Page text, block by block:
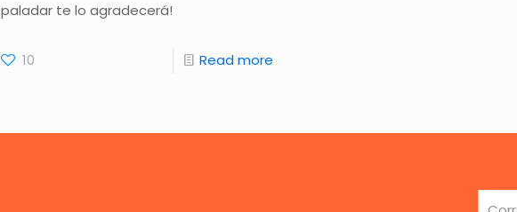
paladar te lo agradecerá!
10 Read more